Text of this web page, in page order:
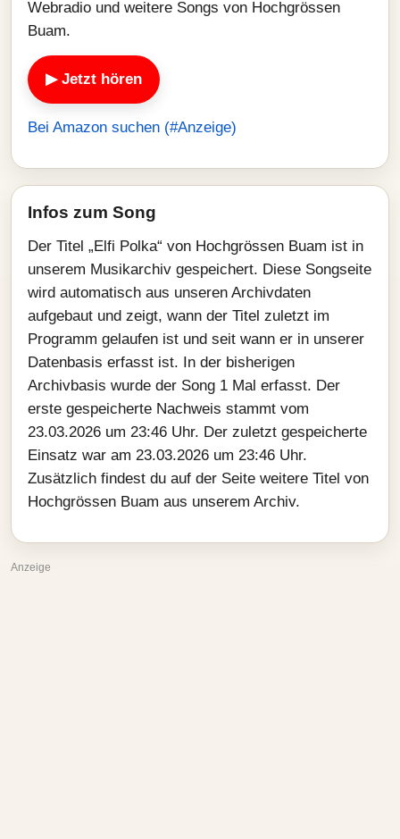
Webradio und weitere Songs von Hochgrössen
Buam.
▶ Jetzt hören
Bei Amazon suchen (#Anzeige)
Infos zum Song
Der Titel „Elfi Polka“ von Hochgrössen Buam ist in
unserem Musikarchiv gespeichert. Diese Songseite
wird automatisch aus unseren Archivdaten
aufgebaut und zeigt, wann der Titel zuletzt im
Programm gelaufen ist und seit wann er in unserer
Datenbasis erfasst ist. In der bisherigen
Archivbasis wurde der Song 1 Mal erfasst. Der
erste gespeicherte Nachweis stammt vom
23.03.2026 um 23:46 Uhr. Der zuletzt gespeicherte
Einsatz war am 23.03.2026 um 23:46 Uhr.
Zusätzlich findest du auf der Seite weitere Titel von
Hochgrössen Buam aus unserem Archiv.
Anzeige